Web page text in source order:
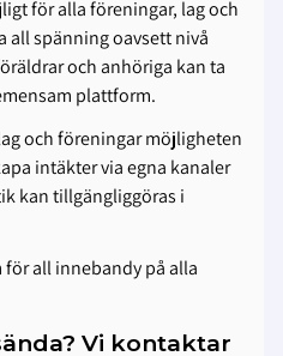
för alla föreningar, lag och
all spänning oavsett nivå
och anhöriga kan ta
plattform.
och föreningar möjligheten
intäkter via egna kanaler
kan tillgängliggöras i
all innebandy på alla
Vi kontaktar